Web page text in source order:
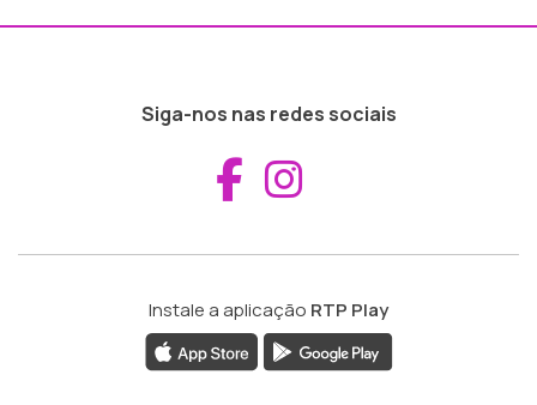
Siga-nos nas redes sociais
Aceder ao
Instale a aplicação RTP Play